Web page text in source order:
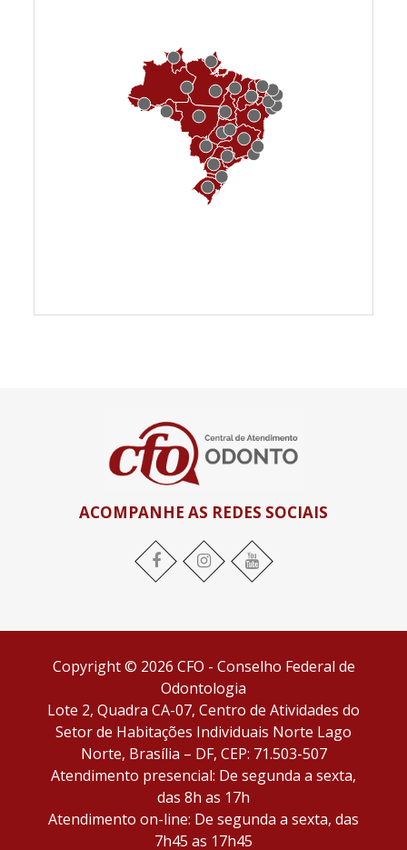
ACOMPANHE AS REDES SOCIAIS
Copyright © 2026 CFO - Conselho Federal de
Odontologia
Lote 2, Quadra CA-07, Centro de Atividades do
Setor de Habitações Individuais Norte Lago
Norte, Brasília – DF, CEP: 71.503-507
Atendimento presencial: De segunda a sexta,
das 8h as 17h
Atendimento on-line: De segunda a sexta, das
7h45 as 17h45